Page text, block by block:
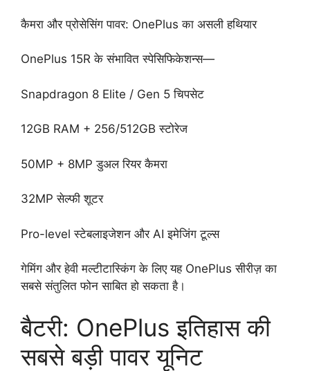
कैमरा और प्रोसेसिंग पावर: OnePlus का असली हथियार
OnePlus 15R के संभावित स्पेसिफिकेशन्स—
Snapdragon 8 Elite / Gen 5 चिपसेट
12GB RAM + 256/512GB स्टोरेज
50MP + 8MP डुअल रियर कैमरा
32MP सेल्फी शूटर
Pro-level स्टेबलाइजेशन और AI इमेजिंग टूल्स
गेमिंग और हेवी मल्टीटास्किंग के लिए यह OnePlus सीरीज़ का
सबसे संतुलित फोन साबित हो सकता है।
बैटरी: OnePlus इतिहास की
सबसे बड़ी पावर यूनिट